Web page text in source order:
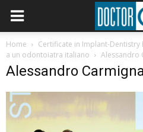
Home
Certificate in Implant-
a un odontoiatra italiano
Alessandro
Alessandro